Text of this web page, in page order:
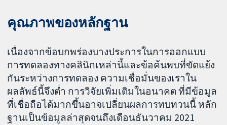
คุณภาพของหลักฐาน
เนื่องจากข้อบกพร่องบางประการในการออกแบบ
การทดลองทางคลินิกเหล่านี้และข้อค้นพบที่ขัดแย้ง
กันระหว่างการทดลอง ความเชื่อมั่นของเราใน
ผลลัพธ์นี้จึงต่ำ การวิจัยเพิ่มเติมในอนาคต ที่มีข้อมูล
ที่เชื่อถือได้มากขึ้นอาจเปลี่ยนผลการทบทวนนี้ หลัก
ฐานเป็นข้อมูลล่าสุดจนถึงเดือนธันวาคม 2021